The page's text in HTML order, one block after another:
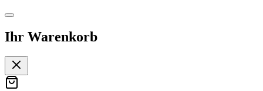
Ihr Warenkorb